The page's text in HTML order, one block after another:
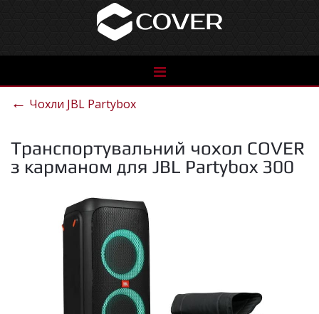
See
← Чохли JBL Partybox
Транспортувальний чохол COVER
з карманом для JBL Partybox 300